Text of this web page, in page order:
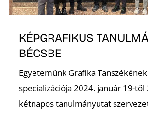
KÉPGRAFIKUS
BÉCSBE
Egyetemünk Grafika
specializációja 2024. január 19-től
kétnapos tanulmányutat